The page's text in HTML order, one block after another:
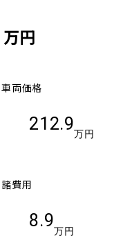
万円
車両価格
212.9
万円
諸費用
8.9
万円